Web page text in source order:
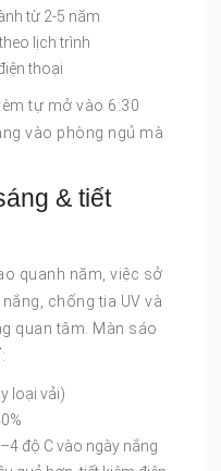
từ 2-5 năm
lịch trình
thoại
tự mở vào 6:30
vào phòng ngủ mà
& tiết
quanh năm, việc sở
chống tia UV và
quan tâm. Màn sáo
loại vải)
độ C vào ngày nắng